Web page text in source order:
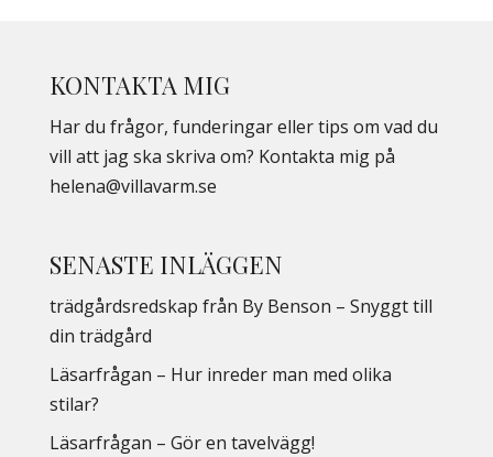
KONTAKTA MIG
Har du frågor, funderingar eller tips om vad du
vill att jag ska skriva om? Kontakta mig på
helena@villavarm.se
SENASTE INLÄGGEN
trädgårdsredskap från By Benson – Snyggt till
din trädgård
Läsarfrågan – Hur inreder man med olika
stilar?
Läsarfrågan – Gör en tavelvägg!